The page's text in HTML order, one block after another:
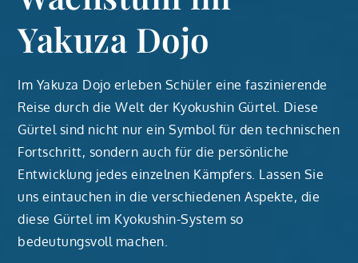
Yakuza Dojo
Im Yakuza Dojo erleben Schüler eine faszinierende
Reise durch die Welt der Kyokushin Gürtel. Diese
Gürtel sind nicht nur ein Symbol für den technischen
Fortschritt, sondern auch für die persönliche
Entwicklung jedes einzelnen Kämpfers. Lassen Sie
uns eintauchen in die verschiedenen Aspekte, die
diese Gürtel im Kyokushin-System so
bedeutungsvoll machen.